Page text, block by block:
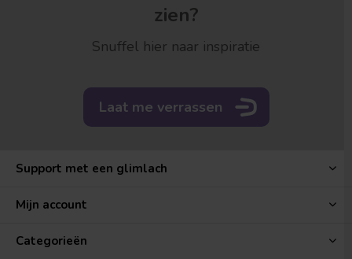
zien?
Snuffel hier naar inspiratie
Laat me verrassen
Support met een glimlach
Mijn account
Categorieën